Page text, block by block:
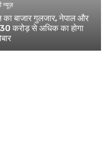
न्यूज़
बाजार गुलजार, नेपाल और
करोड़ से अधिक का होगा